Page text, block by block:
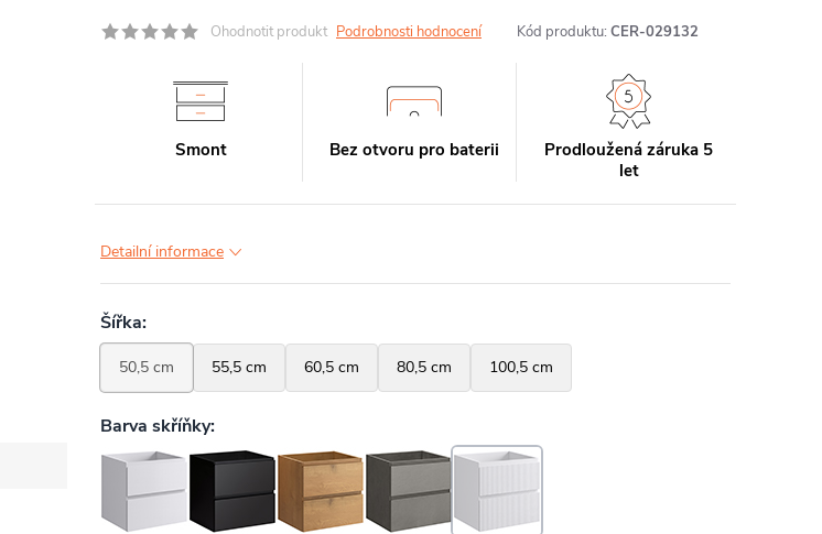
Ohodnotit produkt Podrobnosti hodnocení Kód produktu: CER-029132
Smont Bez otvoru pro baterii
Prodloužená záruka 5
let
Detailní informace